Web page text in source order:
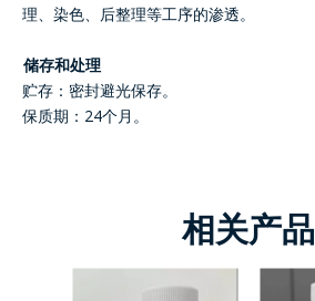
理、染色、后整理等工序的渗透。
储存和处理
贮存：密封避光保存。
保质期：24个月。
相关产品